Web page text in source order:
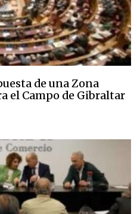
de una Zona
el Campo de Gibraltar